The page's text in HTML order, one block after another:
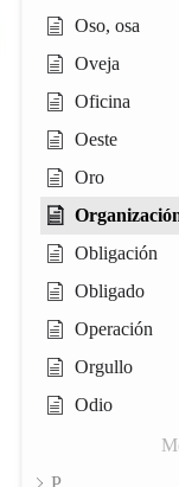
Oso, osa
Oveja
Oficina
Oeste
Oro
Obligación
Obligado
Operación
Orgullo
Odio
P